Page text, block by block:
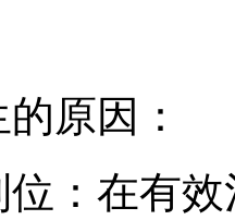
原因：
：在有效